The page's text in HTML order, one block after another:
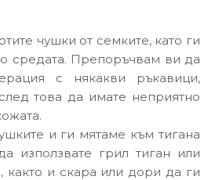
чушки от семките, като ги
средата. Препоръчвам ви да
с някакви ръкавици,
това да имате неприятно
и ги мятаме към тигана
използвате грил тиган или
както и скара или дори да ги